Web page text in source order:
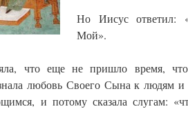
Но Иисус ответил:
Мой».
что еще не пришло время,
любовь Своего Сына к людям и
и потому сказала слугам: